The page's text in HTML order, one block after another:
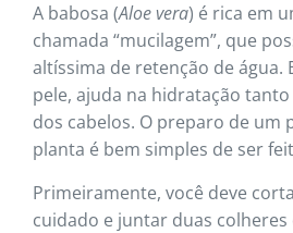
A babosa (Aloe vera) é rica em
chamada “mucilagem”, que
altíssima de retenção de água.
pele, ajuda na hidratação
dos cabelos. O preparo de um
planta é bem simples de ser
Primeiramente, você deve
cuidado e juntar duas colheres